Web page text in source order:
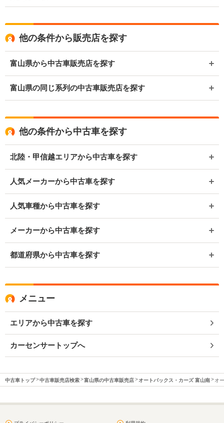
他の条件から販売店を探す
富山県から中古車販売店を探す
富山県の同じ系列の中古車販売店を探す
他の条件から中古車を探す
北陸・甲信越エリアから中古車を探す
人気メーカーから中古車を探す
人気車種から中古車を探す
メーカーから中古車を探す
都道府県から中古車を探す
メニュー
エリアから中古車を探す
カーセンサートップへ
中古車トップ 中古車販売店検索 富山県の中古車販売店 オートバックス・カーズ 富山南 オ